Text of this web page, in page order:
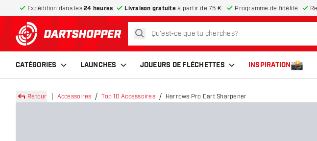
Expédition dans les 24 heures Livraison gratuite à partir de 75 €. Programme de fidélité
retour à la page d’accueil
rechercher
CATÉGORIES LAUNCHES JOUEURS DE FLÉCHETTES INSPIRATION
Retour Accessoires Top 10 Accessoires Harrows Pro Dart Sharpener